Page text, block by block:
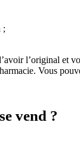
;
l’original et
Vous
vend ?